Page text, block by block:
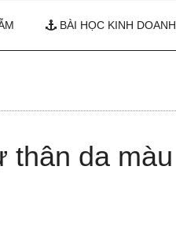
BÀI HỌC KINH DOANH
thân da màu